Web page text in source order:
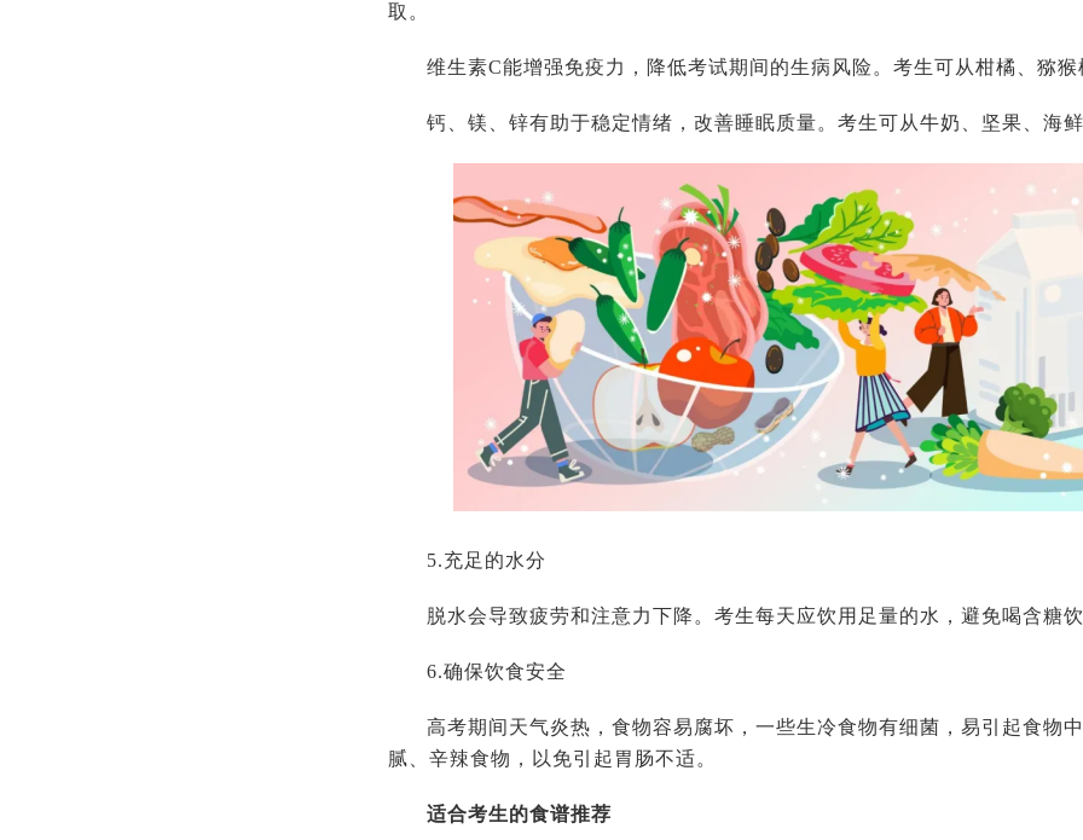
取。
维生素C能增强免疫力，降低考试期间的生病风险。考生可从柑橘、猕猴
钙、镁、锌有助于稳定情绪，改善睡眠质量。考生可从牛奶、坚果、海鲜
5.充足的水分
脱水会导致疲劳和注意力下降。考生每天应饮用足量的水，避免喝含糖饮
6.确保饮食安全
高考期间天气炎热，食物容易腐坏，一些生冷食物有细菌，易引起食物
腻、辛辣食物，以免引起胃肠不适。
适合考生的食谱推荐